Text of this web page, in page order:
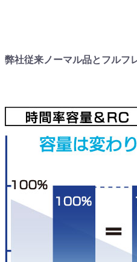
弊社従来ノーマル品とフルフ